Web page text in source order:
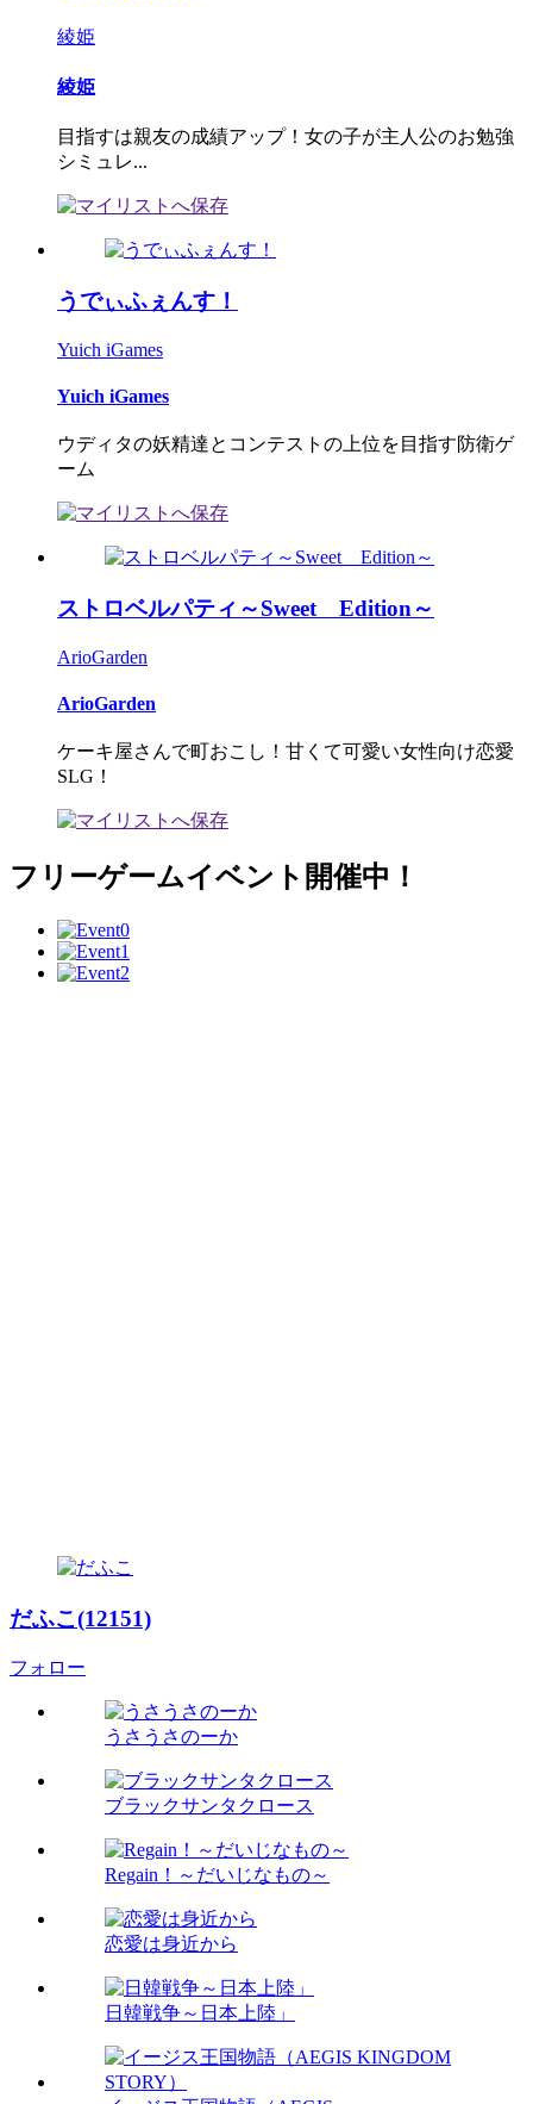
綾姫
綾姫
目指すは親友の成績アップ！女の子が主人公のお勉強
シミュレ...
うでぃふぇんす！
Yuich iGames
Yuich iGames
ウディタの妖精達とコンテストの上位を目指す防衛ゲ
ーム
ストロベルパティ～Sweet Edition～
ArioGarden
ArioGarden
ケーキ屋さんで町おこし！甘くて可愛い女性向け恋愛
SLG！
フリーゲームイベント開催中！
だふこ(12151)
フォロー
うさうさのーか
ブラックサンタクロース
Regain！～だいじなもの～
恋愛は身近から
日韓戦争～日本上陸」